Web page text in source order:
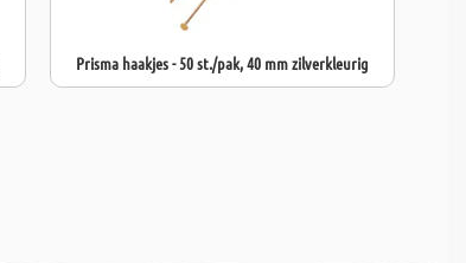
Prisma haakjes - 50 st./pak, 40 mm zilverkleurig